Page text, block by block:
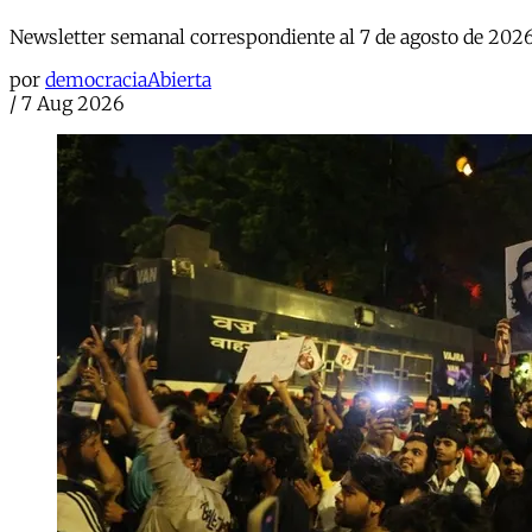
Newsletter semanal correspondiente al 7 de agosto de
por democraciaAbierta
/ 7 Aug 2026